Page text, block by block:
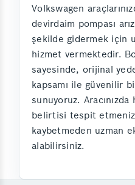
Volkswagen
devirdaim pompası
şekilde gidermek için
hizmet vermektedir.
sayesinde, orijinal
kapsamı ile güvenilir
sunuyoruz. Aracınızda
belirtisi tespit etmeniz
kaybetmeden uzman
alabilirsiniz.